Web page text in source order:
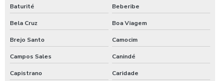
Terraplanagem preço
Terraplanagem valor
Terraplenagem serviços
Baturité Beberibe
Bela Cruz Boa Viagem
Brejo Santo Camocim
Campos Sales Canindé
Capistrano Caridade